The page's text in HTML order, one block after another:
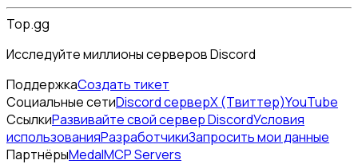
Top.gg
Исследуйте миллионы серверов Discord
ПоддержкаСоздать тикет
Социальные сетиDiscord серверX (Твиттер)YouTube
СсылкиРазвивайте свой сервер DiscordУсловия
использованияРазработчикиЗапросить мои данные
ПартнёрыMedalMCP Servers